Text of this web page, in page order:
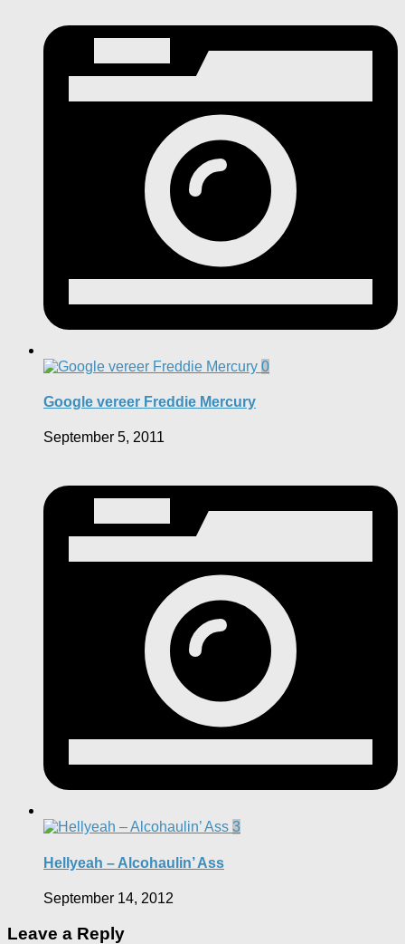
0
Google vereer Freddie Mercury
September 5, 2011
3
Hellyeah – Alcohaulin’ Ass
September 14, 2012
Leave a Reply